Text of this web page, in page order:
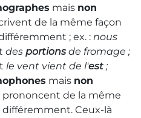
mais non
de la même façon
; ex. : nous
des portions de fromage ;
le vent vient de l'est ;
mais non
prononcent de la même
Ceux-là